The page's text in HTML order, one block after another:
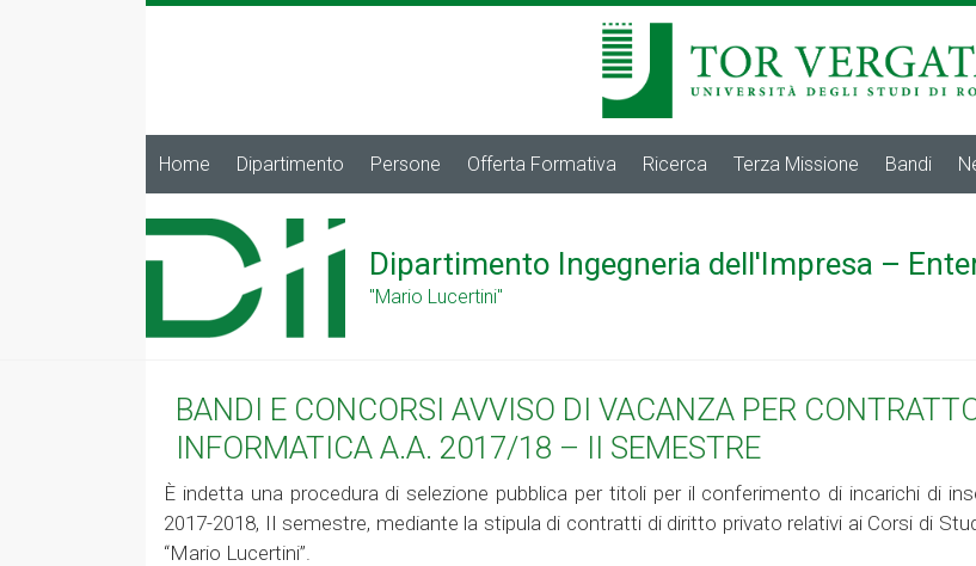
Home Dipartimento Persone Offerta Formativa Ricerca Terza Missione Bandi
Dipartimento Ingegneria dell'Impresa –
"Mario Lucertini"
BANDI E CONCORSI AVVISO DI VACANZA PER
INFORMATICA A.A. 2017/18 – II SEMESTRE
È indetta una procedura di selezione pubblica per titoli per il conferimento di incarichi di
2017-2018, II semestre, mediante la stipula di contratti di diritto privato relativi ai Corsi di
“Mario Lucertini”.